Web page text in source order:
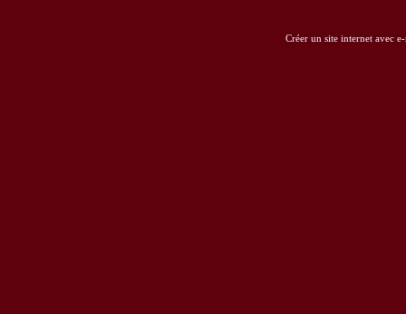
Créer un site internet avec